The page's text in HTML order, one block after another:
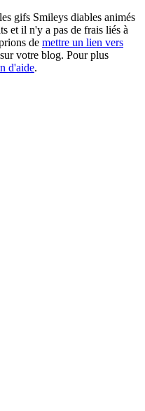
gifs Smileys diables animés
et il n'y a pas de frais liés à
de mettre un lien vers
votre blog. Pour plus
d'aide.